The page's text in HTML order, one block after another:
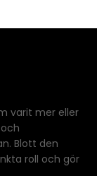
varit mer eller
Blott den
roll och gör